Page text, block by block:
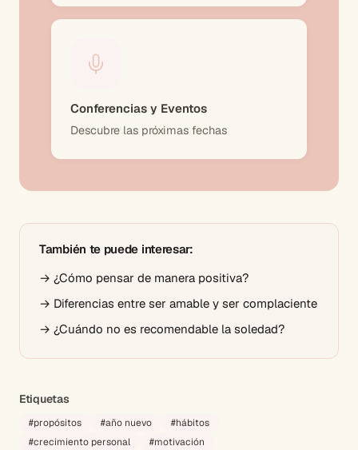
Conferencias y Eventos
Descubre las próximas fechas
También te puede interesar:
→ ¿Cómo pensar de manera positiva?
→ Diferencias entre ser amable y ser complaciente
→ ¿Cuándo no es recomendable la soledad?
Etiquetas
#propósitos #año nuevo #hábitos
#crecimiento personal #motivación